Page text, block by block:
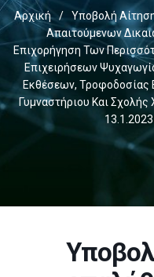
Αρχική /
Υποβολή
Απαιτούμενων
Επιχορήγηση Των
Επιχειρήσεων
Εκθέσεων,
Γυμναστήριου Και